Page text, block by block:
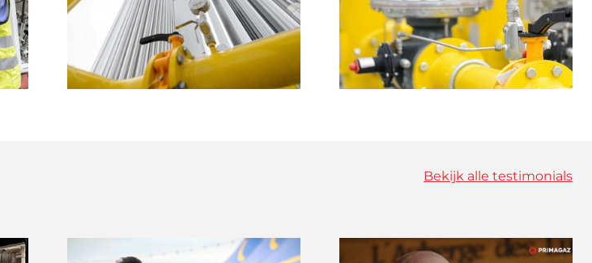
Bekijk alle testimonials